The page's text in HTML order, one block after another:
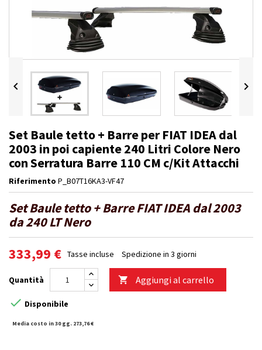
 
Set Baule tetto + Barre per FIAT IDEA dal
2003 in poi capiente 240 Litri Colore Nero
con Serratura Barre 110 CM c/Kit Attacchi
Riferimento P_B07T16KA3-VF47
Set Baule tetto + Barre FIAT IDEA dal 2003
da 240 LT Nero
333,99 € Tasse incluse Spedizione in 3 giorni
Quantità  Aggiungi al carrello
 Disponibile
Media costo in 30 gg. 273,76 €